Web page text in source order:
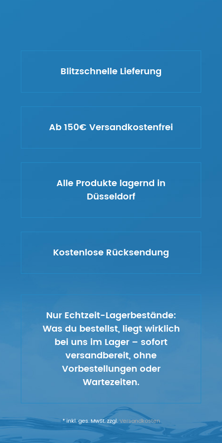
Blitzschnelle Lieferung
Ab 150€ Versandkostenfrei
Alle Produkte lagernd in
Düsseldorf
Kostenlose Rücksendung
Nur Echtzeit-Lagerbestände:
Was du bestellst, liegt wirklich
bei uns im Lager – sofort
versandbereit, ohne
Vorbestellungen oder
Wartezeiten.
* inkl. ges. MwSt. zzgl.Versandkosten